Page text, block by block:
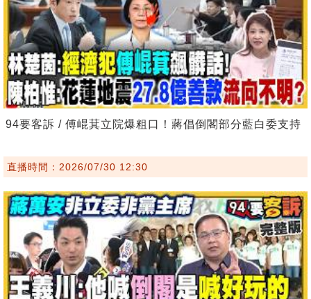
94要客訴 / 傅崐萁立院爆粗口！蔣倡倒閣部分藍白委支持
直播時間：2026/07/30 12:30